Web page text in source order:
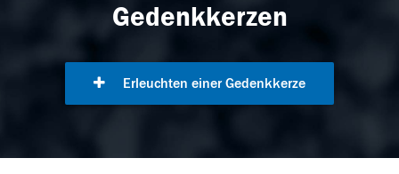
Gedenkkerzen
Erleuchten einer Gedenkkerze